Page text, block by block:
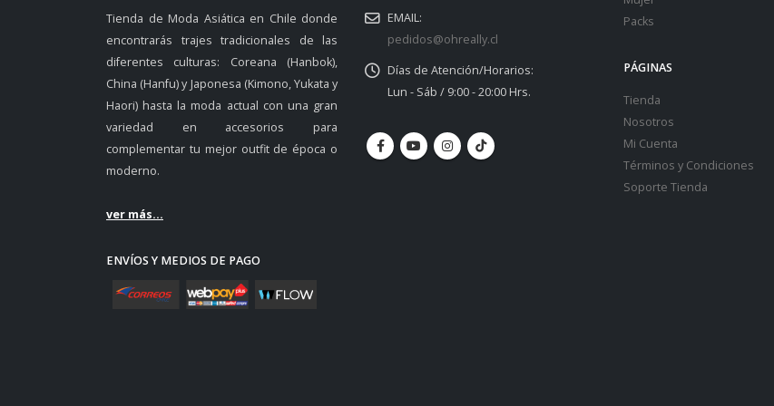
Tienda de Moda Asiática en Chile donde
encontrarás trajes tradicionales de las
diferentes culturas: Coreana (Hanbok),
China (Hanfu) y Japonesa (Kimono, Yukata y
Haori) hasta la moda actual con una gran
variedad en accesorios para
complementar tu mejor outfit de época o
moderno.
ver más...
ENVÍOS Y MEDIOS DE PAGO
EMAIL:
pedidos@ohreally.cl
Días de Atención/Horarios:
Lun - Sáb / 9:00 - 20:00 Hrs.
Packs
PÁGINAS
Tienda
Nosotros
Mi Cuenta
Términos y Condiciones
Soporte Tienda